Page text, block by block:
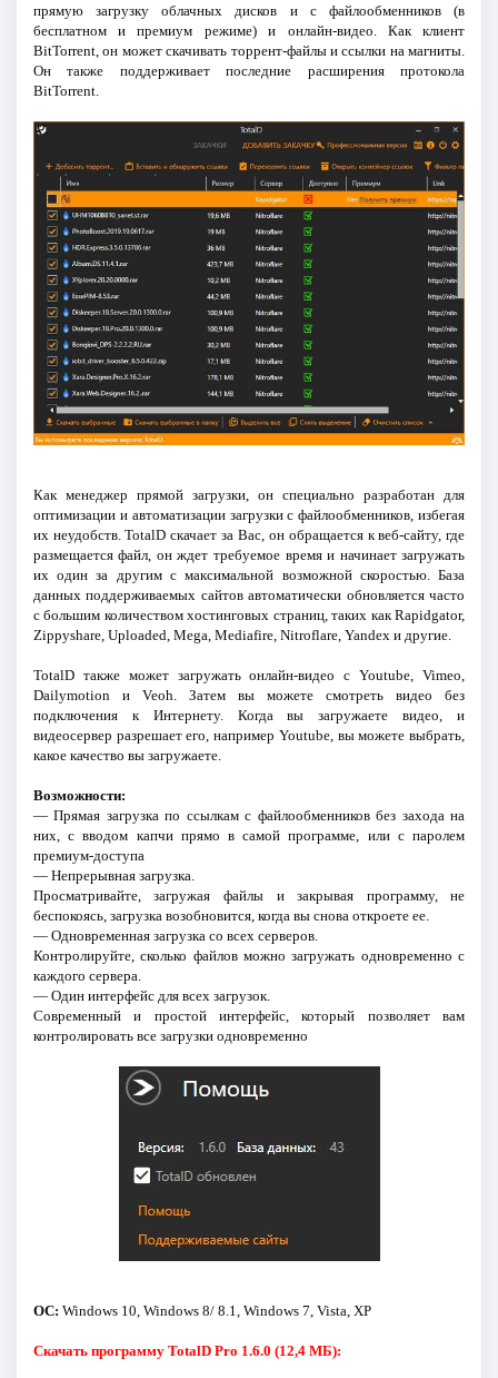
прямую загрузку облачных дисков и с файлообменников (в
бесплатном и премиум режиме) и онлайн-видео. Как клиент
BitTorrent, он может скачивать торрент-файлы и ссылки на магниты.
Он также поддерживает последние расширения протокола
BitTorrent.
Как менеджер прямой загрузки, он специально разработан для
оптимизации и автоматизации загрузки с файлообменников, избегая
их неудобств. TotalD скачает за Вас, он обращается к веб-сайту, где
размещается файл, он ждет требуемое время и начинает загружать
их один за другим с максимальной возможной скоростью. База
данных поддерживаемых сайтов автоматически обновляется часто
с большим количеством хостинговых страниц, таких как Rapidgator,
Zippyshare, Uploaded, Mega, Mediafire, Nitroflare, Yandex и другие.
TotalD также может загружать онлайн-видео с Youtube, Vimeo,
Dailymotion и Veoh. Затем вы можете смотреть видео без
подключения к Интернету. Когда вы загружаете видео, и
видеосервер разрешает его, например Youtube, вы можете выбрать,
какое качество вы загружаете.
Возможности:
— Прямая загрузка по ссылкам с файлообменников без захода на
них, с вводом капчи прямо в самой программе, или с паролем
премиум-доступа
— Непрерывная загрузка.
Просматривайте, загружая файлы и закрывая программу, не
беспокоясь, загрузка возобновится, когда вы снова откроете ее.
— Одновременная загрузка со всех серверов.
Контролируйте, сколько файлов можно загружать одновременно с
каждого сервера.
— Один интерфейс для всех загрузок.
Современный и простой интерфейс, который позволяет вам
контролировать все загрузки одновременно
ОС: Windows 10, Windows 8/ 8.1, Windows 7, Vista, XP
Скачать программу TotalD Pro 1.6.0 (12,4 МБ):